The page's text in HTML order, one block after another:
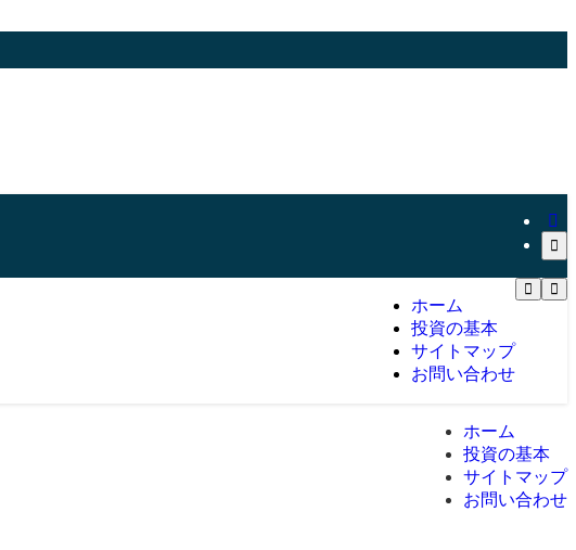
ホーム
投資の基本
サイトマップ
お問い合わせ
ホーム
投資の基本
サイトマップ
お問い合わせ